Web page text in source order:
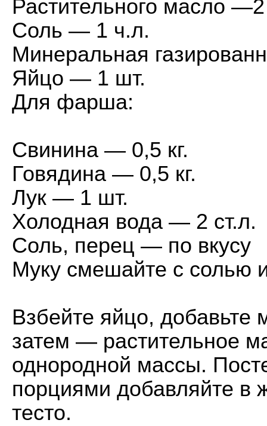
Растительного масло —2
Соль — 1 ч.л.
Минеральная
Яйцо — 1 шт.
Для фарша:
Свинина — 0,5 кг.
Говядина — 0,5 кг.
Лук — 1 шт.
Холодная вода — 2 ст.л.
Соль, перец — по вкусу
Муку смешайте с солью
Взбейте яйцо, добавьте
затем — растительное
однородной массы.
порциями добавляйте в
тесто.